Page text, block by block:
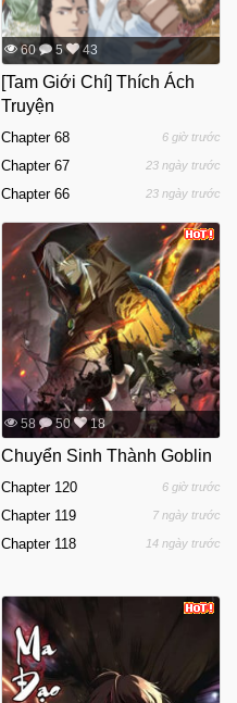
60 5 43
[Tam Giới Chí] Thích Ách
Truyện
Chapter 68 6 giờ trước
Chapter 67 23 ngày trước
Chapter 66 23 ngày trước
58 50 18
Chuyển Sinh Thành Goblin
Chapter 120 6 giờ trước
Chapter 119 7 ngày trước
Chapter 118 14 ngày trước